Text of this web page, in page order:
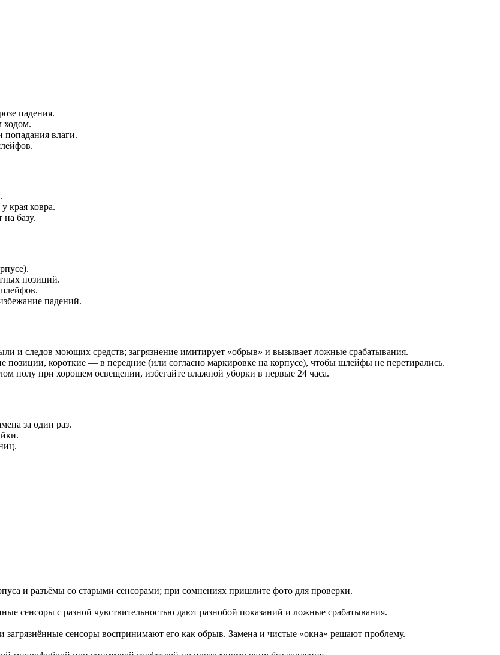
падения.
ходом.
влаги.
края ковра.
базу.
позиций.
падений.
и следов моющих средств; загрязнение имитирует «обрыв» и вызывает ложные срабатывания.
короткие — в передние (или согласно маркировке на корпусе), чтобы шлейфы не перетирались.
полу при хорошем освещении, избегайте влажной уборки в первые 24 часа.
за один раз.
и разъёмы со старыми сенсорами; при сомнениях пришлите фото для проверки.
сенсоры с разной чувствительностью дают разнобой показаний и ложные срабатывания.
сенсоры воспринимают его как обрыв. Замена и чистые «окна» решают проблему.